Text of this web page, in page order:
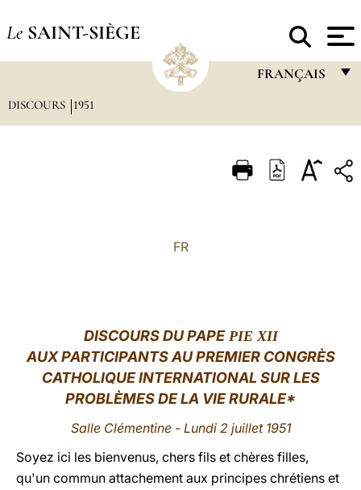
Le SAINT-SIÈGE
FRANÇAIS
ITALIANO
中文
LATINE
DISCOURS 1951
FR
DISCOURS DU PAPEPIE XII
AUX PARTICIPANTS AU PREMIER CONGRÈS
CATHOLIQUE INTERNATIONAL SUR LES
PROBLÈMES DE LA VIE RURALE*
Salle Clémentine - Lundi 2 juillet 1951
Soyez ici les bienvenus, chers fils et chères filles,
qu'un commun attachement aux principes chrétiens et